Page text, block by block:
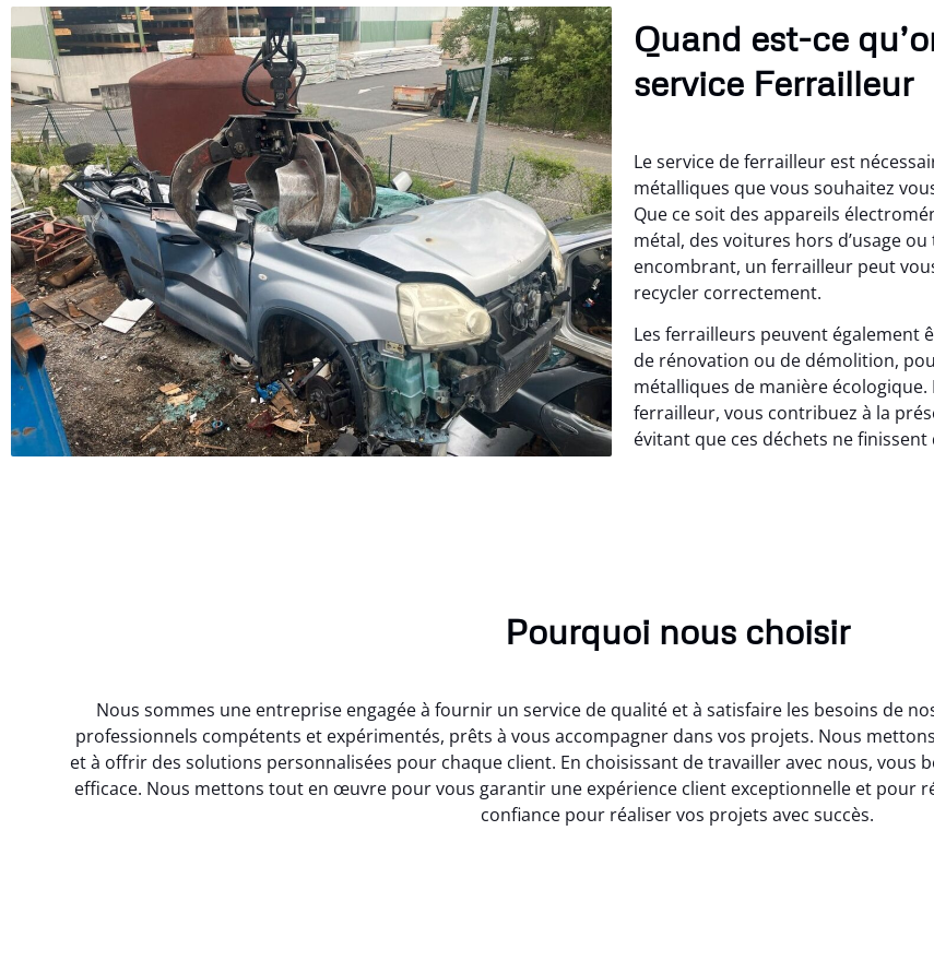
Quand est-ce
service Ferrailleur
Le service de ferrailleur est
métalliques que vous souhaitez
Que ce soit des appareils
métal, des voitures hors d’usage
encombrant, un ferrailleur peut
recycler correctement.
Les ferrailleurs peuvent également
de rénovation ou de démolition,
métalliques de manière
ferrailleur, vous contribuez à la
évitant que ces déchets ne finissent
Pourquoi nous choisir
Nous sommes une entreprise engagée à fournir un service de qualité et à satisfaire les besoins de
professionnels compétents et expérimentés, prêts à vous accompagner dans vos projets. Nous
et à offrir des solutions personnalisées pour chaque client. En choisissant de travailler avec nous, vous
efficace. Nous mettons tout en œuvre pour vous garantir une expérience client exceptionnelle et pour
confiance pour réaliser vos projets avec succès.